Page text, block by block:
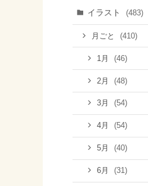
イラスト (483)
月ごと (410)
1月 (46)
2月 (48)
3月 (54)
4月 (54)
5月 (40)
6月 (31)